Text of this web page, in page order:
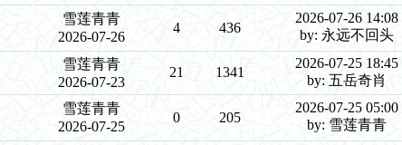
雪莲青青
2026-07-26
4 436
2026-07-26 14:08
by: 永远不回头
雪莲青青
2026-07-23
21 1341
2026-07-25 18:45
by: 五岳奇肖
雪莲青青
2026-07-25
0 205
2026-07-25 05:00
by: 雪莲青青